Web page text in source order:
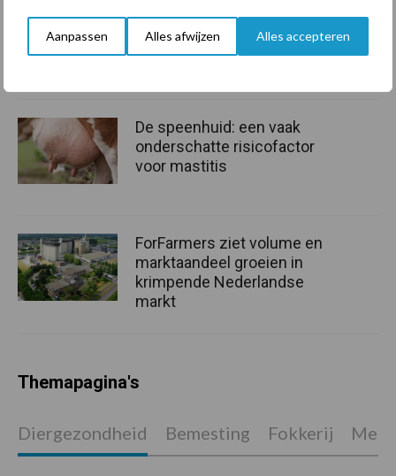
Aanpassen Alles afwijzen Alles accepteren
grillig: droogte en
geopolitiek houden handel
De speenhuid: een vaak
onderschatte risicofactor
voor mastitis
ForFarmers ziet volume en
marktaandeel groeien in
krimpende Nederlandse
markt
Themapagina's
Diergezondheid Bemesting Fokkerij